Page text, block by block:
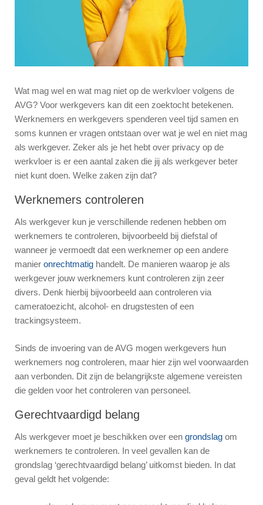
Wat mag wel en wat mag niet op de werkvloer volgens de
AVG? Voor werkgevers kan dit een zoektocht betekenen.
Werknemers en werkgevers spenderen veel tijd samen en
soms kunnen er vragen ontstaan over wat je wel en niet mag
als werkgever. Zeker als je het hebt over privacy op de
werkvloer is er een aantal zaken die jij als werkgever beter
niet kunt doen. Welke zaken zijn dat?
Werknemers controleren
Als werkgever kun je verschillende redenen hebben om
werknemers te controleren, bijvoorbeeld bij diefstal of
wanneer je vermoedt dat een werknemer op een andere
manier onrechtmatig handelt. De manieren waarop je als
werkgever jouw werknemers kunt controleren zijn zeer
divers. Denk hierbij bijvoorbeeld aan controleren via
cameratoezicht, alcohol- en drugstesten of een
trackingsysteem.
Sinds de invoering van de AVG mogen werkgevers hun
werknemers nog controleren, maar hier zijn wel voorwaarden
aan verbonden. Dit zijn de belangrijkste algemene vereisten
die gelden voor het controleren van personeel.
Gerechtvaardigd belang
Als werkgever moet je beschikken over een grondslag om
werknemers te controleren. In veel gevallen kan de
grondslag ‘gerechtvaardigd belang’ uitkomst bieden. In dat
geval geldt het volgende: